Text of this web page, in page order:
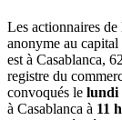
Les actionnaires de
anonyme au
est à Casablanca,
registre du
convoqués le lundi
à Casablanca à 11